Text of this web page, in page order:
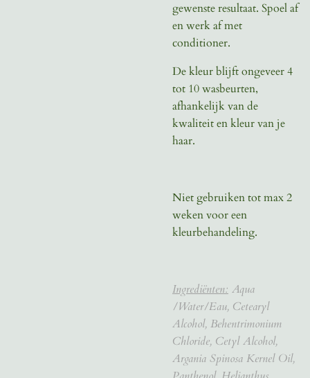
gewenste resultaat. Spoel af
en werk af met
conditioner.
De kleur blijft ongeveer 4
tot 10 wasbeurten,
afhankelijk van de
kwaliteit en kleur van je
haar.
Niet gebruiken tot max 2
weken voor een
kleurbehandeling.
Ingrediënten: Aqua
/Water/Eau, Cetearyl
Alcohol, Behentrimonium
Chloride, Cetyl Alcohol,
Argania Spinosa Kernel Oil,